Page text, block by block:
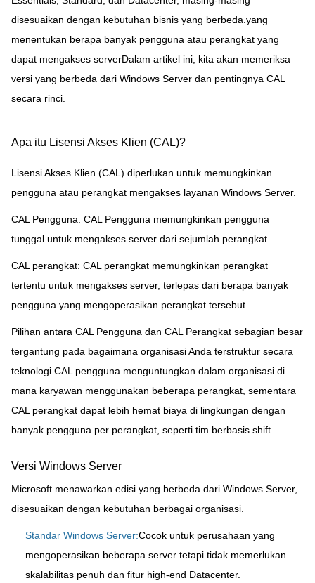
Kami akan segera menghubungi
Anda kembali!
disesuaikan dengan kebutuhan bisnis yang berbeda.yang
menentukan berapa banyak pengguna atau perangkat yang
dapat mengakses serverDalam artikel ini, kita akan memeriksa
versi yang berbeda dari Windows Server dan pentingnya CAL
secara rinci.
Apa itu Lisensi Akses Klien (CAL)?
Lisensi Akses Klien (CAL) diperlukan untuk memungkinkan
pengguna atau perangkat mengakses layanan Windows Server.
CAL Pengguna: CAL Pengguna memungkinkan pengguna
tunggal untuk mengakses server dari sejumlah perangkat.
CAL perangkat: CAL perangkat memungkinkan perangkat
tertentu untuk mengakses server, terlepas dari berapa banyak
pengguna yang mengoperasikan perangkat tersebut.
Pilihan antara CAL Pengguna dan CAL Perangkat sebagian besar
tergantung pada bagaimana organisasi Anda terstruktur secara
teknologi.CAL pengguna menguntungkan dalam organisasi di
mana karyawan menggunakan beberapa perangkat, sementara
CAL perangkat dapat lebih hemat biaya di lingkungan dengan
banyak pengguna per perangkat, seperti tim berbasis shift.
Versi Windows Server
Microsoft menawarkan edisi yang berbeda dari Windows Server,
disesuaikan dengan kebutuhan berbagai organisasi.
Standar Windows Server:Cocok untuk perusahaan yang
mengoperasikan beberapa server tetapi tidak memerlukan
skalabilitas penuh dan fitur high-end Datacenter.